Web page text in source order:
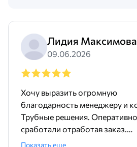
Лидия Максимова
09.06.2026
Хочу выразить огромную
благодарность менеджеру и
Трубные решения. Оперативно
сработали отработав заказ.
Доставили точно в срок и без
Показать еще